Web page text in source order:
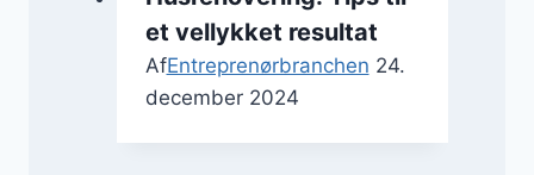
et vellykket resultat
AfEntreprenørbranchen 24.
december 2024